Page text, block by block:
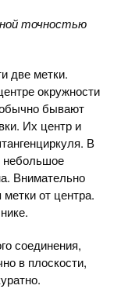
точностью
две метки.
окружности
бывают
Их центр и
В
небольшое
Внимательно
от центра.
соединения,
в плоскости,